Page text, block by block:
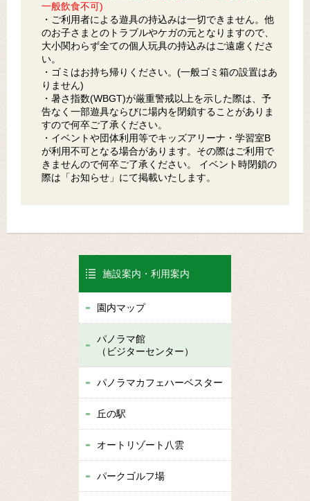
一般飲食不可)
・ご利用者による遊具の持込みは一切できません。他
のお子さまとのトラブルやケガの元となりますので、
大小関わらず全ての個人玩具の持込みはご遠慮くださ
い。
・ゴミはお持ち帰りください。(一般ゴミ箱の設置はあ
りません)
・暑さ指数(WBGT)が厳重警戒以上を示した際は、予
告なく一部遊具ならびに場内を閉鎖することがありま
すので何卒ご了承ください。
・イベントや団体利用等でキッズアリーナ・学習室B
が利用不可となる場合があります。その際はご利用で
きませんので何卒ご了承ください。 イベント時閉鎖の
際は「お知らせ」にて掲載いたします。
施設案内・利用案内
園内マップ
パノラマ館
（ビジターセンター）
パノラマカフェハーベスター
丘の駅
オートリゾート八雲
パークゴルフ場